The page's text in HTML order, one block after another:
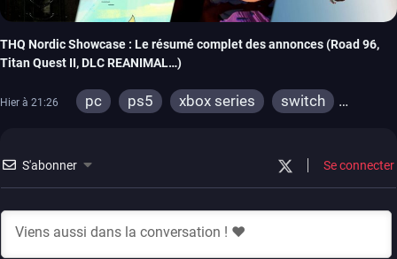
THQ Nordic Showcase : Le résumé complet des annonces (Road 96,
Titan Quest II, DLC REANIMAL…)
Hier à 21:26 pc ps5 xbox series
switch
S'abonner Se connecter